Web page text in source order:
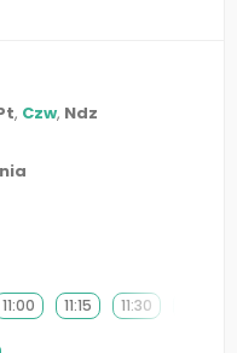
, Czw, Ndz
11:00 11:15 11:30